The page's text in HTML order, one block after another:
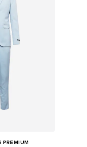
PREMIUM